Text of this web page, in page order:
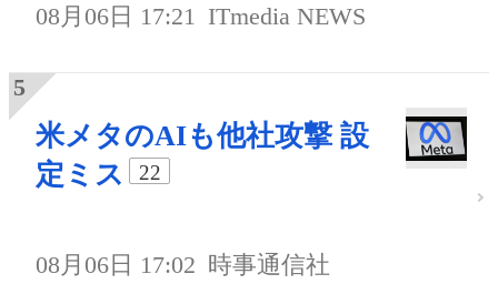
08月06日 17:21 ITmedia NEWS
米メタのAIも他社攻撃 設
定ミス
22
08月06日 17:02 時事通信社